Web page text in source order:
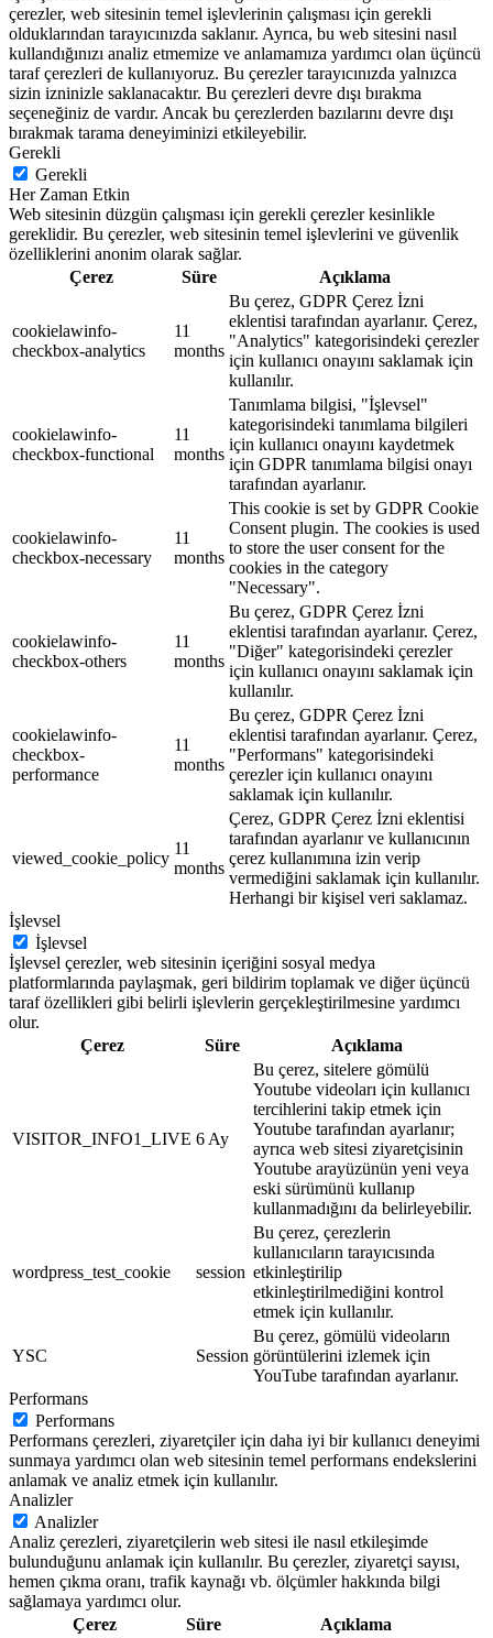
çerezler, web sitesinin temel işlevlerinin çalışması için gerekli
olduklarından tarayıcınızda saklanır. Ayrıca, bu web sitesini nasıl
kullandığınızı analiz etmemize ve anlamamıza yardımcı olan üçüncü
taraf çerezleri de kullanıyoruz. Bu çerezler tarayıcınızda yalnızca
sizin izninizle saklanacaktır. Bu çerezleri devre dışı bırakma
seçeneğiniz de vardır. Ancak bu çerezlerden bazılarını devre dışı
bırakmak tarama deneyiminizi etkileyebilir.
Gerekli
Gerekli
Her Zaman Etkin
Web sitesinin düzgün çalışması için gerekli çerezler kesinlikle
gereklidir. Bu çerezler, web sitesinin temel işlevlerini ve güvenlik
özelliklerini anonim olarak sağlar.
Çerez
Süre Açıklama
cookielawinfo-
checkbox-analytics
11
months
Bu çerez, GDPR Çerez İzni
eklentisi tarafından ayarlanır. Çerez,
"Analytics" kategorisindeki çerezler
için kullanıcı onayını saklamak için
kullanılır.
cookielawinfo-
checkbox-functional
11
months
Tanımlama bilgisi, "İşlevsel"
kategorisindeki tanımlama bilgileri
için kullanıcı onayını kaydetmek
için GDPR tanımlama bilgisi onayı
tarafından ayarlanır.
cookielawinfo-
checkbox-necessary
11
months
This cookie is set by GDPR Cookie
Consent plugin. The cookies is used
to store the user consent for the
cookies in the category
"Necessary".
cookielawinfo-
checkbox-others
11
months
Bu çerez, GDPR Çerez İzni
eklentisi tarafından ayarlanır. Çerez,
"Diğer" kategorisindeki çerezler
için kullanıcı onayını saklamak için
kullanılır.
cookielawinfo-
checkbox-
performance
11
months
Bu çerez, GDPR Çerez İzni
eklentisi tarafından ayarlanır. Çerez,
"Performans" kategorisindeki
çerezler için kullanıcı onayını
saklamak için kullanılır.
viewed_cookie_policy
11
months
Çerez, GDPR Çerez İzni eklentisi
tarafından ayarlanır ve kullanıcının
çerez kullanımına izin verip
vermediğini saklamak için kullanılır.
Herhangi bir kişisel veri saklamaz.
İşlevsel
İşlevsel
İşlevsel çerezler, web sitesinin içeriğini sosyal medya
platformlarında paylaşmak, geri bildirim toplamak ve diğer üçüncü
taraf özellikleri gibi belirli işlevlerin gerçekleştirilmesine yardımcı
olur.
Çerez
Süre Açıklama
VISITOR_INFO1_LIVE 6 Ay
Bu çerez, sitelere gömülü
Youtube videoları için kullanıcı
tercihlerini takip etmek için
Youtube tarafından ayarlanır;
ayrıca web sitesi ziyaretçisinin
Youtube arayüzünün yeni veya
eski sürümünü kullanıp
kullanmadığını da belirleyebilir.
wordpress_test_cookie session
Bu çerez, çerezlerin
kullanıcıların tarayıcısında
etkinleştirilip
etkinleştirilmediğini kontrol
etmek için kullanılır.
YSC Session
Bu çerez, gömülü videoların
görüntülerini izlemek için
YouTube tarafından ayarlanır.
Performans
Performans
Performans çerezleri, ziyaretçiler için daha iyi bir kullanıcı deneyimi
sunmaya yardımcı olan web sitesinin temel performans endekslerini
anlamak ve analiz etmek için kullanılır.
Analizler
Analizler
Analiz çerezleri, ziyaretçilerin web sitesi ile nasıl etkileşimde
bulunduğunu anlamak için kullanılır. Bu çerezler, ziyaretçi sayısı,
hemen çıkma oranı, trafik kaynağı vb. ölçümler hakkında bilgi
sağlamaya yardımcı olur.
Çerez
Süre Açıklama